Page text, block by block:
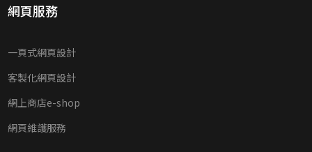
網頁服務
一頁式網頁設計
客製化網頁設計
網上商店e-shop
網頁維護服務